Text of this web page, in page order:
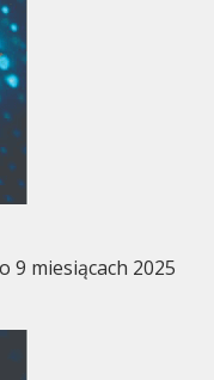
9 miesiącach 2025